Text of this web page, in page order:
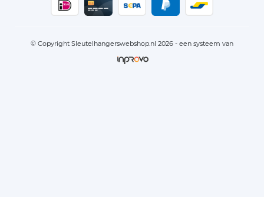
© Copyright Sleutelhangerswebshop.nl 2026 - een systeem van